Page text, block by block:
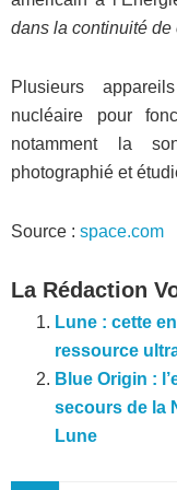
dans la continuité de
Plusieurs
nucléaire pour
notamment la
photographié et
Source : space.com
La Rédaction
Lune : cette
ressource
Blue Origin :
secours de la
Lune